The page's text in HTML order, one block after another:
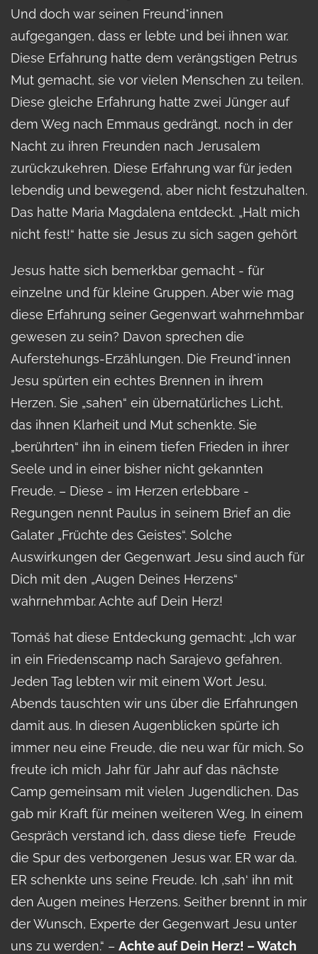
Und doch war seinen Freund*innen
aufgegangen, dass er lebte und bei ihnen war.
Diese Erfahrung hatte dem verängstigen Petrus
Mut gemacht, sie vor vielen Menschen zu teilen.
Diese gleiche Erfahrung hatte zwei Jünger auf
dem Weg nach Emmaus gedrängt, noch in der
Nacht zu ihren Freunden nach Jerusalem
zurückzukehren. Diese Erfahrung war für jeden
lebendig und bewegend, aber nicht festzuhalten.
Das hatte Maria Magdalena entdeckt. „Halt mich
nicht fest!“ hatte sie Jesus zu sich sagen gehört
Jesus hatte sich bemerkbar gemacht - für
einzelne und für kleine Gruppen. Aber wie mag
diese Erfahrung seiner Gegenwart wahrnehmbar
gewesen zu sein? Davon sprechen die
Auferstehungs-Erzählungen. Die Freund*innen
Jesu spürten ein echtes Brennen in ihrem
Herzen. Sie „sahen“ ein übernatürliches Licht,
das ihnen Klarheit und Mut schenkte. Sie
„berührten“ ihn in einem tiefen Frieden in ihrer
Seele und in einer bisher nicht gekannten
Freude. – Diese - im Herzen erlebbare -
Regungen nennt Paulus in seinem Brief an die
Galater „Früchte des Geistes“. Solche
Auswirkungen der Gegenwart Jesu sind auch für
Dich mit den „Augen Deines Herzens“
wahrnehmbar. Achte auf Dein Herz!
Tomáš hat diese Entdeckung gemacht: „Ich war
in ein Friedenscamp nach Sarajevo gefahren.
Jeden Tag lebten wir mit einem Wort Jesu.
Abends tauschten wir uns über die Erfahrungen
damit aus. In diesen Augenblicken spürte ich
immer neu eine Freude, die neu war für mich. So
freute ich mich Jahr für Jahr auf das nächste
Camp gemeinsam mit vielen Jugendlichen. Das
gab mir Kraft für meinen weiteren Weg. In einem
Gespräch verstand ich, dass diese tiefe Freude
die Spur des verborgenen Jesus war. ER war da.
ER schenkte uns seine Freude. Ich ‚sah‘ ihn mit
den Augen meines Herzens. Seither brennt in mir
der Wunsch, Experte der Gegenwart Jesu unter
uns zu werden.“ – Achte auf Dein Herz! – Watch